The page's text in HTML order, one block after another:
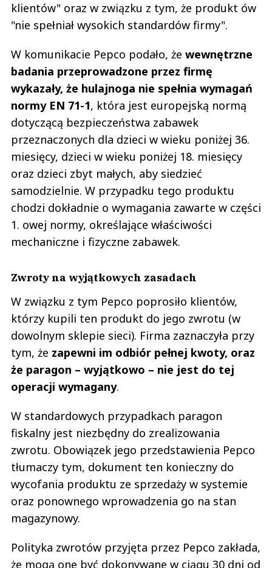
klientów" oraz w związku z tym, że produkt ów
"nie spełniał wysokich standardów firmy".
W komunikacie Pepco podało, że wewnętrzne
badania przeprowadzone przez firmę
wykazały, że hulajnoga nie spełnia wymagań
normy EN 71-1, która jest europejską normą
dotyczącą bezpieczeństwa zabawek
przeznaczonych dla dzieci w wieku poniżej 36.
miesięcy, dzieci w wieku poniżej 18. miesięcy
oraz dzieci zbyt małych, aby siedzieć
samodzielnie. W przypadku tego produktu
chodzi dokładnie o wymagania zawarte w części
1. owej normy, określające właściwości
mechaniczne i fizyczne zabawek.
Zwroty na wyjątkowych zasadach
W związku z tym Pepco poprosiło klientów,
którzy kupili ten produkt do jego zwrotu (w
dowolnym sklepie sieci). Firma zaznaczyła przy
tym, że zapewni im odbiór pełnej kwoty, oraz
że paragon – wyjątkowo – nie jest do tej
operacji wymagany.
W standardowych przypadkach paragon
fiskalny jest niezbędny do zrealizowania
zwrotu. Obowiązek jego przedstawienia Pepco
tłumaczy tym, dokument ten konieczny do
wycofania produktu ze sprzedaży w systemie
oraz ponownego wprowadzenia go na stan
magazynowy.
Polityka zwrotów przyjęta przez Pepco zakłada,
że mogą one być dokonywane w ciągu 30 dni od